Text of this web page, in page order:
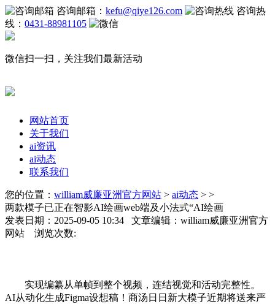
咨询邮箱： kefu@qiye126.com
咨询热
线： 0431-88981105
微信扫一扫，关注我们最新活动
网站首页
关于我们
ai资讯
ai动态
联系我们
您的位置： william威廉亚洲官方网站 > ai动态 > >
两款模子已正在智影AI绘画web端及小法式“AI绘画
发表日期：2025-09-05 10:34 文章编辑：william威廉亚洲官方
网站 浏览次数:
实现编纂从单帧到整个视频，连结视觉和活动完整性。
AI从动化生成Figma设想稿！商汤日日新大模子近期将送来严